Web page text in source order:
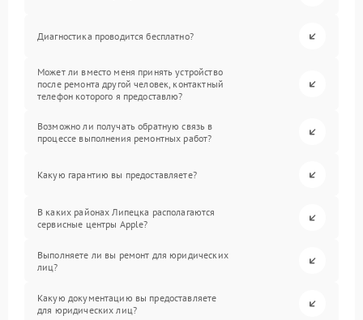
Диагностика проводится бесплатно?
Может ли вместо меня принять устройство
после ремонта другой человек, контактный
телефон которого я предоставлю?
Возможно ли получать обратную связь в
процессе выполнения ремонтных работ?
Какую гарантию вы предоставляете?
В каких районах Липецка располагаются
сервисные центры Apple?
Выполняете ли вы ремонт для юридических
лиц?
Какую документацию вы предоставляете
для юридических лиц?